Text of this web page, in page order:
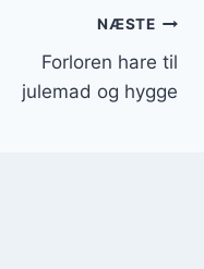
NÆSTE
Forloren hare til
julemad og hygge